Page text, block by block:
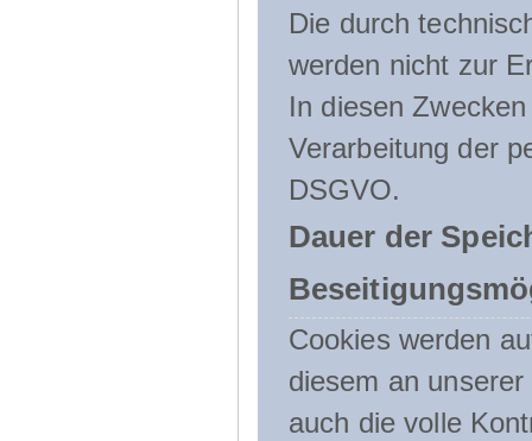
Die durch
werden nicht zur
In diesen
Verarbeitung der
DSGVO.
Dauer der
Cookies werden
diesem an
auch die volle